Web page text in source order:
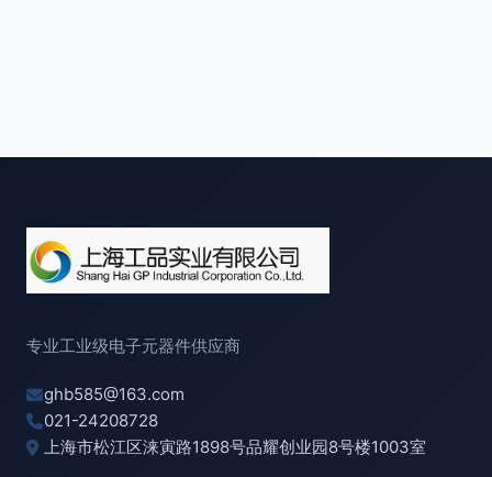
专业工业级电子元器件供应商
ghb585@163.com
021-24208728
上海市松江区涞寅路1898号品耀创业园8号楼1003室